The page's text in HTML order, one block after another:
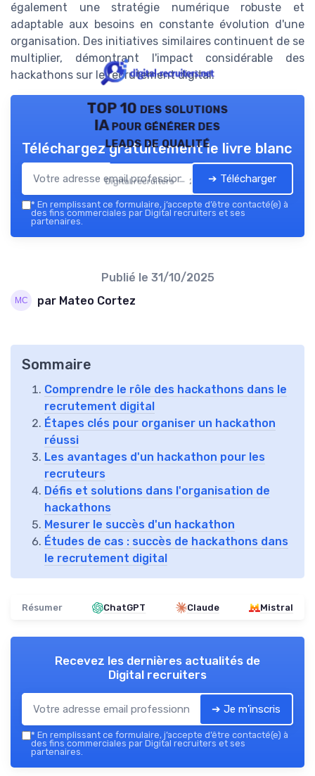
également une stratégie numérique robuste et
adaptable aux besoins en constante évolution d'une
organisation. Des initiatives similaires continuent de se
multiplier, démontrant l'impact considérable des
hackathons sur le recrutement digital.
TOP 10 des solutions
IA pour générer des
leads de qualité
Digital recruiters — 2026
Téléchargez gratuitement le livre blanc
➔ Télécharger
* En remplissant ce formulaire, j’accepte d’être contacté(e) à
des fins commerciales par Digital recruiters et ses
partenaires.
Publié le 31/10/2025
par Mateo Cortez
Sommaire
Comprendre le rôle des hackathons dans le
recrutement digital
Étapes clés pour organiser un hackathon
réussi
Les avantages d'un hackathon pour les
recruteurs
Défis et solutions dans l'organisation de
hackathons
Mesurer le succès d'un hackathon
Études de cas : succès de hackathons dans
le recrutement digital
Résumer ChatGPT Claude Mistral
Recevez les dernières actualités de
Digital recruiters
➔ Je m'inscris
* En remplissant ce formulaire, j’accepte d’être contacté(e) à
des fins commerciales par Digital recruiters et ses
partenaires.